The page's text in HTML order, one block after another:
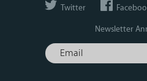
Twitter
Newsletter